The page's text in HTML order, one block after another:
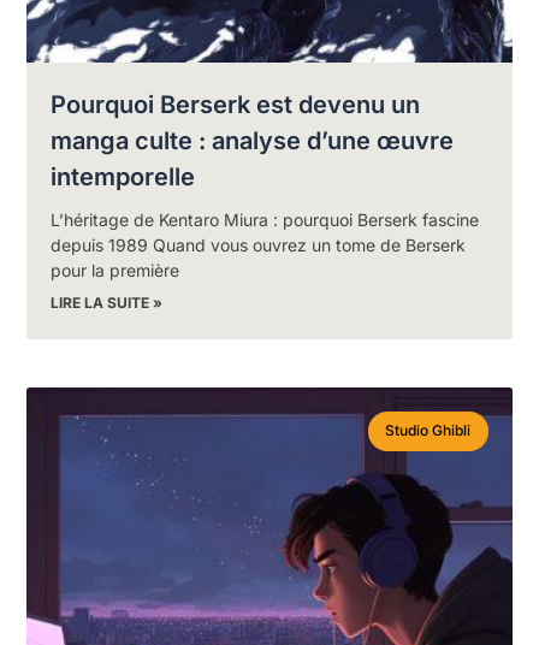
Pourquoi Berserk est devenu un
manga culte : analyse d’une œuvre
intemporelle
L’héritage de Kentaro Miura : pourquoi Berserk fascine
depuis 1989 Quand vous ouvrez un tome de Berserk
pour la première
LIRE LA SUITE »
Studio Ghibli